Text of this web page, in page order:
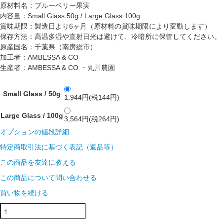
原材料名：ブルーベリー果実
内容量：Small Glass 50g / Large Glass 100g
賞味期限：製造日より6ヶ月（原材料の賞味期限により変動します）
保存方法：高温多湿や直射日光は避けて、冷暗所に保管してください。
原産国名：千葉県（南房総市）
加工者：AMBESSA & CO
生産者：AMBESSA & CO ・丸川農園
Small Glass / 50g 1,944円(税144円)
Large Glass / 100g3,564円(税264円)
オプションの値段詳細
特定商取引法に基づく表記（返品等）
この商品を友達に教える
この商品について問い合わせる
買い物を続ける